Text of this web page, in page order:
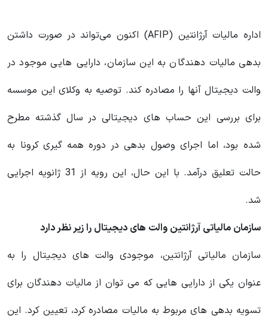
اداره مالیات آرژانتین (AFIP) اکنون می‌تواند در صورت داشتن
بدهی مالیات‌ دهندگان به این سازمان، دارایی‌ هایی موجود در
والت دیجیتال آنها را مصادره کند. توصیه به وکلای این موسسه
برای بررسی این حساب‌ های دیجیتالی در سال گذشته مطرح
شده بود، اما اجرای وصول بدهی در دوره همه‌ گیری کرونا به
حالت تعلیق درآمد. با این حال، این رویه از 31 ژانویه اجرایی
شد.
سازمان مالیاتی آرژانتین والت های دیجیتال را زیر نظر دارد
سازمان مالیاتی آرژانتین، موجودی والت های دیجیتال را به
عنوان یکی از دارایی هایی که می توان از مالیات دهندگان برای
تسویه بدهی های مربوط به مالیات مصادره کرد، تعیین کرد. این